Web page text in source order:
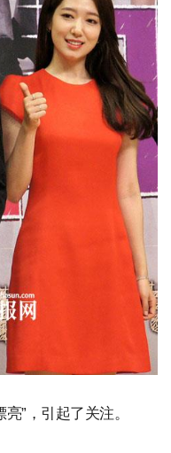
”，引起了关注。